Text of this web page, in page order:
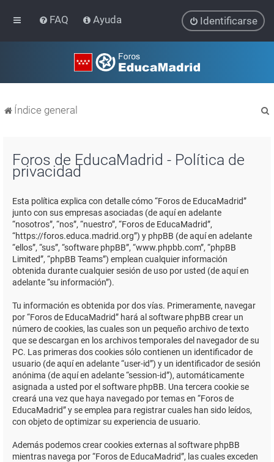
FAQ Ayuda Identificarse
Índice general
Foros de EducaMadrid - Política de
privacidad
Esta política explica con detalle cómo “Foros de EducaMadrid”
junto con sus empresas asociadas (de aquí en adelante
“nosotros”, “nos”, “nuestro”, “Foros de EducaMadrid”,
“https://foros.educa.madrid.org”) y phpBB (de aquí en adelante
“ellos”, “sus”, “software phpBB”, “www.phpbb.com”, “phpBB
Limited”, “phpBB Teams”) emplean cualquier información
obtenida durante cualquier sesión de uso por usted (de aquí en
adelante “su información”).
Tu información es obtenida por dos vías. Primeramente, navegar
por “Foros de EducaMadrid” hará al software phpBB crear un
número de cookies, las cuales son un pequeño archivo de texto
que se descargan en los archivos temporales del navegador de su
PC. Las primeras dos cookies sólo contienen un identificador de
usuario (de aquí en adelante “user-id”) y un identificador de sesión
anónima (de aquí en adelante “session-id”), automáticamente
asignada a usted por el software phpBB. Una tercera cookie se
creará una vez que haya navegado por temas en “Foros de
EducaMadrid” y se emplea para registrar cuales han sido leídos,
con objeto de optimizar su experiencia de usuario.
Además podemos crear cookies externas al software phpBB
mientras navega por “Foros de EducaMadrid”, las cuales exceden